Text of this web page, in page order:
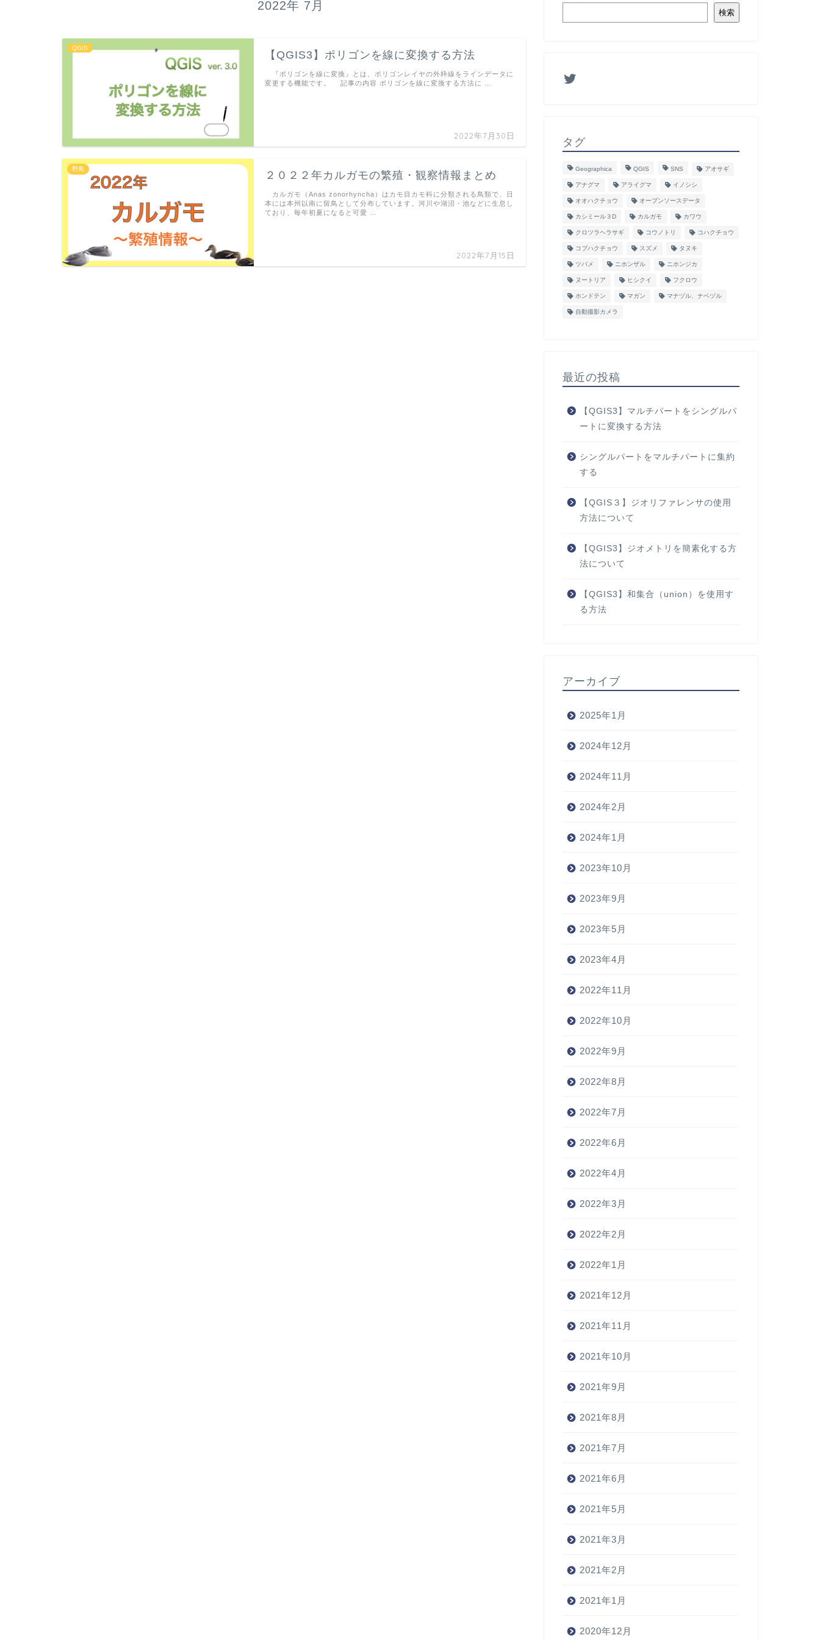
2022年 7月
QGIS
【QGIS3】ポリゴンを線に変換する方法
2022年7月30日
『ポリゴンを線に変換』とは、ポリゴンレイヤの外枠線をラインデータに
変更する機能です。 記事の内容 ポリゴンを線に変換する方法に …
野鳥
２０２２年カルガモの繁殖・観察情報まとめ
2022年7月15日
カルガモ（Anas zonorhyncha）はカモ目カモ科に分類される鳥類で、日
本には本州以南に留鳥として分布しています。河川や湖沼・池などに生息し
ており、毎年初夏になると可愛 …
検索
タグ
Geographica QGIS SNS アオサギ
アナグマ アライグマ イノシシ
オオハクチョウ オープンソースデータ
カシミール３D カルガモ カワウ
クロツラヘラサギ コウノトリ コハクチョウ
コブハクチョウ スズメ タヌキ
ツバメ ニホンザル ニホンジカ
ヌートリア ヒシクイ フクロウ
ホンドテン マガン マナヅル、ナベヅル
自動撮影カメラ
最近の投稿
【QGIS3】マルチパートをシングルパ
ートに変換する方法
シングルパートをマルチパートに集約
する
【QGIS３】ジオリファレンサの使用
方法について
【QGIS3】ジオメトリを簡素化する方
法について
【QGIS3】和集合（union）を使用す
る方法
アーカイブ
2025年1月
2024年12月
2024年11月
2024年2月
2024年1月
2023年10月
2023年9月
2023年5月
2023年4月
2022年11月
2022年10月
2022年9月
2022年8月
2022年7月
2022年6月
2022年4月
2022年3月
2022年2月
2022年1月
2021年12月
2021年11月
2021年10月
2021年9月
2021年8月
2021年7月
2021年6月
2021年5月
2021年3月
2021年2月
2021年1月
2020年12月